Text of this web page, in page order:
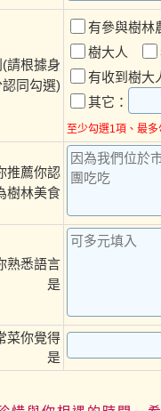
請根據身
認同勾選)
有參與樹林
樹大人
有收到樹大
其它：
至少勾選1項、最多
推薦你認
樹林美食
熟悉語言
是
菜你覺得
是